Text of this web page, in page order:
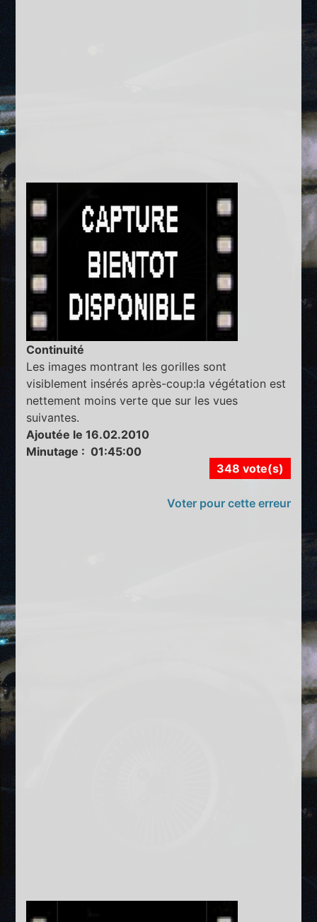
Continuité
Les images montrant les gorilles sont
visiblement insérés après-coup:la végétation est
nettement moins verte que sur les vues
suivantes.
Ajoutée le 16.02.2010
Minutage : 01:45:00
348 vote(s)
Voter pour cette erreur